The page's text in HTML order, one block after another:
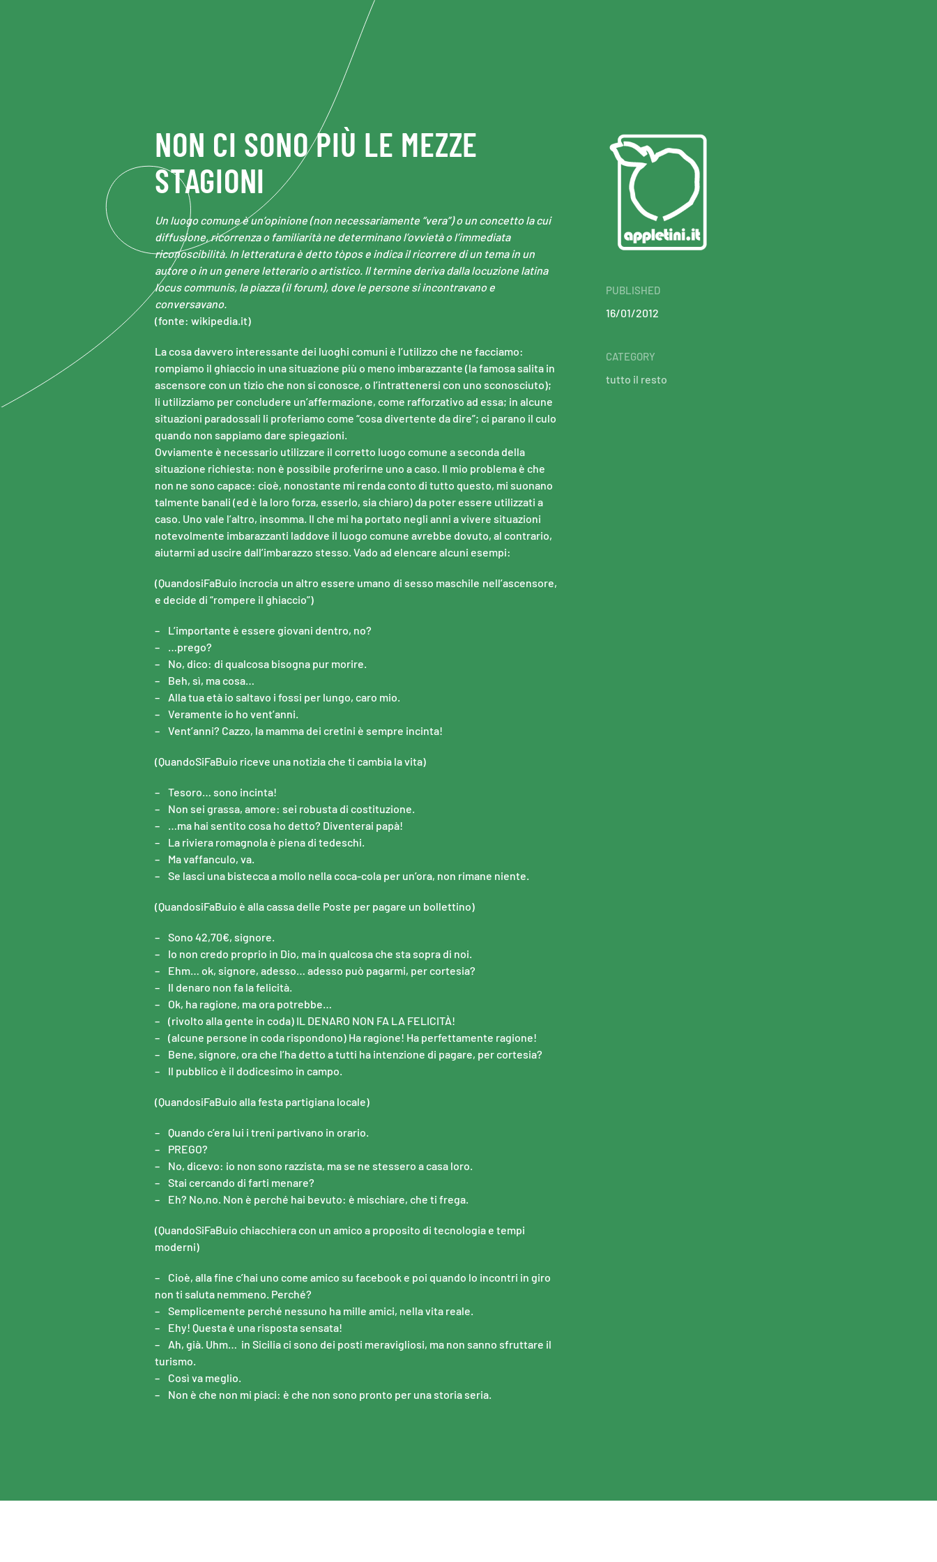
NON CI SONO PIÙ LE MEZZE
STAGIONI
Un luogo comune è un’opinione (non necessariamente “vera”) o un concetto la cui
diffusione, ricorrenza o familiarità ne determinano l’ovvietà o l’immediata
riconoscibilità. In letteratura è detto tòpos e indica il ricorrere di un tema in un
autore o in un genere letterario o artistico. Il termine deriva dalla locuzione latina
locus communis, la piazza (il forum), dove le persone si incontravano e
conversavano.
(fonte: wikipedia.it)
La cosa davvero interessante dei luoghi comuni è l’utilizzo che ne facciamo:
rompiamo il ghiaccio in una situazione più o meno imbarazzante (la famosa salita in
ascensore con un tizio che non si conosce, o l’intrattenersi con uno sconosciuto);
li utilizziamo per concludere un’affermazione, come rafforzativo ad essa; in alcune
situazioni paradossali li proferiamo come “cosa divertente da dire”; ci parano il culo
quando non sappiamo dare spiegazioni.
Ovviamente è necessario utilizzare il corretto luogo comune a seconda della
situazione richiesta: non è possibile proferirne uno a caso. Il mio problema è che
non ne sono capace: cioè, nonostante mi renda conto di tutto questo, mi suonano
talmente banali (ed è la loro forza, esserlo, sia chiaro) da poter essere utilizzati a
caso. Uno vale l’altro, insomma. Il che mi ha portato negli anni a vivere situazioni
notevolmente imbarazzanti laddove il luogo comune avrebbe dovuto, al contrario,
aiutarmi ad uscire dall’imbarazzo stesso. Vado ad elencare alcuni esempi:
(QuandosiFaBuio incrocia un altro essere umano di sesso maschile nell’ascensore,
e decide di “rompere il ghiaccio”)
– L’importante è essere giovani dentro, no?
– …prego?
– No, dico: di qualcosa bisogna pur morire.
– Beh, sì, ma cosa…
– Alla tua età io saltavo i fossi per lungo, caro mio.
– Veramente io ho vent’anni.
– Vent’anni? Cazzo, la mamma dei cretini è sempre incinta!
(QuandoSiFaBuio riceve una notizia che ti cambia la vita)
– Tesoro… sono incinta!
– Non sei grassa, amore: sei robusta di costituzione.
– …ma hai sentito cosa ho detto? Diventerai papà!
– La riviera romagnola è piena di tedeschi.
– Ma vaffanculo, va.
– Se lasci una bistecca a mollo nella coca-cola per un’ora, non rimane niente.
(QuandosiFaBuio è alla cassa delle Poste per pagare un bollettino)
– Sono 42,70€, signore.
– Io non credo proprio in Dio, ma in qualcosa che sta sopra di noi.
– Ehm… ok, signore, adesso… adesso può pagarmi, per cortesia?
– Il denaro non fa la felicità.
– Ok, ha ragione, ma ora potrebbe…
– (rivolto alla gente in coda) IL DENARO NON FA LA FELICITÀ!
– (alcune persone in coda rispondono) Ha ragione! Ha perfettamente ragione!
– Bene, signore, ora che l’ha detto a tutti ha intenzione di pagare, per cortesia?
– Il pubblico è il dodicesimo in campo.
(QuandosiFaBuio alla festa partigiana locale)
– Quando c’era lui i treni partivano in orario.
– PREGO?
– No, dicevo: io non sono razzista, ma se ne stessero a casa loro.
– Stai cercando di farti menare?
– Eh? No,no. Non è perché hai bevuto: è mischiare, che ti frega.
(QuandoSiFaBuio chiacchiera con un amico a proposito di tecnologia e tempi
moderni)
– Cioè, alla fine c’hai uno come amico su facebook e poi quando lo incontri in giro
non ti saluta nemmeno. Perché?
– Semplicemente perché nessuno ha mille amici, nella vita reale.
– Ehy! Questa è una risposta sensata!
– Ah, già. Uhm… in Sicilia ci sono dei posti meravigliosi, ma non sanno sfruttare il
turismo.
– Così va meglio.
– Non è che non mi piaci: è che non sono pronto per una storia seria.
PUBLISHED
16/01/2012
CATEGORY
tutto il resto